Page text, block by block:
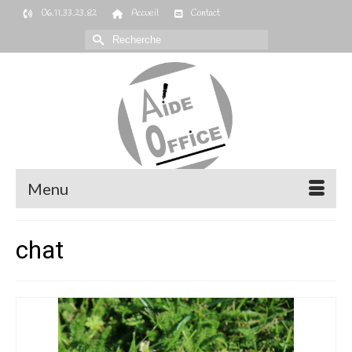
06.11.33.23.82 Accueil
Contact
Rechercher :
Menu
chat